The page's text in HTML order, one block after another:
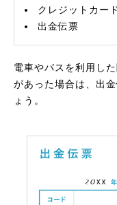
クレジットカー
出金伝票
電車やバスを利用し
があった場合は、出
ょう。